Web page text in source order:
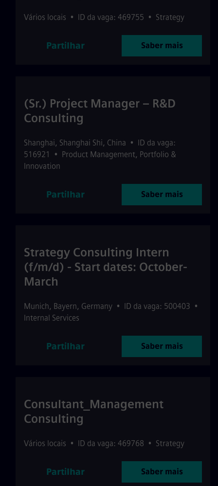
Vários locais • ID da vaga: 469755 • Strategy
Partilhar Saber mais
(Sr.) Project Manager – R&D
Consulting
Shanghai, Shanghai Shi, China • ID da vaga:
516921
• Product Management, Portfolio &
Innovation
Partilhar Saber mais
Strategy Consulting Intern
(f/m/d) - Start dates: October-
March
Munich, Bayern, Germany • ID da vaga: 500403 •
Internal Services
Partilhar Saber mais
Consultant_Management
Consulting
Vários locais • ID da vaga: 469768 • Strategy
Partilhar Saber mais